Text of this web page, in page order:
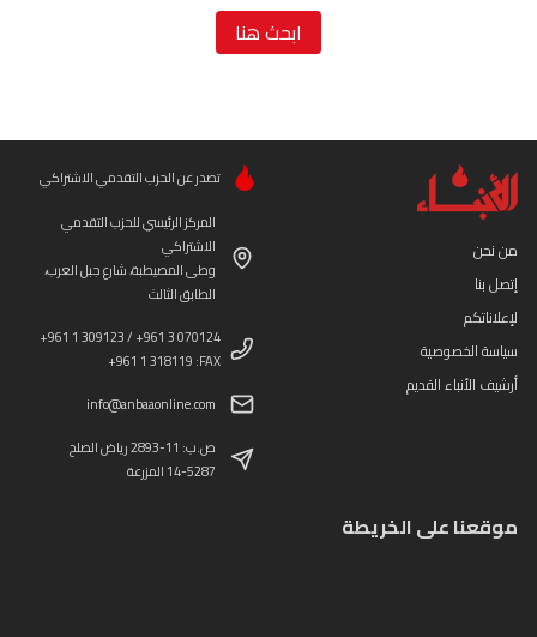
ابحث هنا
من نحن
إتصل بنا
لإعلاناتكم
سياسة الخصوصية
أرشيف الأنباء القديم
تصدر عن الحزب التقدمي الاشتراكي
المركز الرئيسي للحزب التقدمي
الاشتراكي
وطى المصيطبة، شارع جبل العرب،
الطابق الثالث
+961 1 309123 / +961 3 070124
+961 1 318119 :FAX
info@anbaaonline.com
ص.ب: 11-2893 رياض الصلح
14-5287 المزرعة
موقعنا على الخريطة